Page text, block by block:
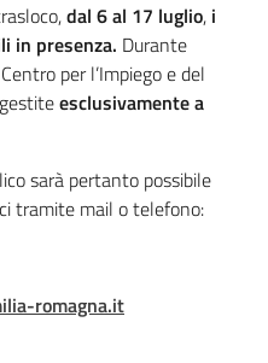
dal 6 al 17 luglio, i
in presenza. Durante
per l’Impiego e del
esclusivamente a
sarà pertanto possibile
tramite mail o telefono:
romagna.it